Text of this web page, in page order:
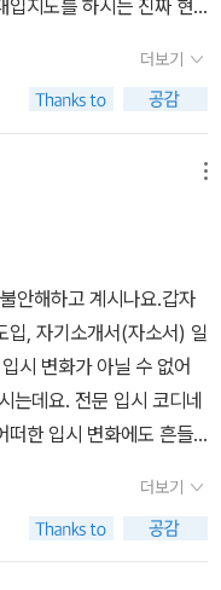
세히 배울 수 있어요.생기
수학계열로 나눠 볼 수 있
선택해서 읽기 쉬운데
보고, 어떤 책을 선택해
소개를 읽고나면 관련
개되어 있는데요.후속 활
아요.책을 다 읽어보면
에는 아이들에게는 힘들
골라주신 도서를 통해서
정말 도움이 많이 되었
다면 생기부 필독서 100
입지도를 하시는 진짜 현
추려 리스트를 만들어주
싶다.책은 총 5PRT 로
시에 대해서 설명을 해
과학계열책 읽기, 5PA
분야별로 인문사회, 과
을 원하는 학과와 관련
도움이 되는 내용들로
분은 학부모들도 꼼꼼히
지식이 되니 상당히 도움
된다면 필수적으로 집중
의 구성과 중요성에 대해
선호하는 세특에 대해서
가 생기부활동을 하는 참
학업성취도와 학업태
더보기
안해하고 계시나요.갑자
입, 자기소개서(자소서) 일
시 변화가 아닐 수 없어
는데요. 전문 입시 코디네
떠한 입시 변화에도 흔들
가 더욱 중요해지는 시점
<생기부 필독서 100> 을
생기부 수학 필독서를
더보기